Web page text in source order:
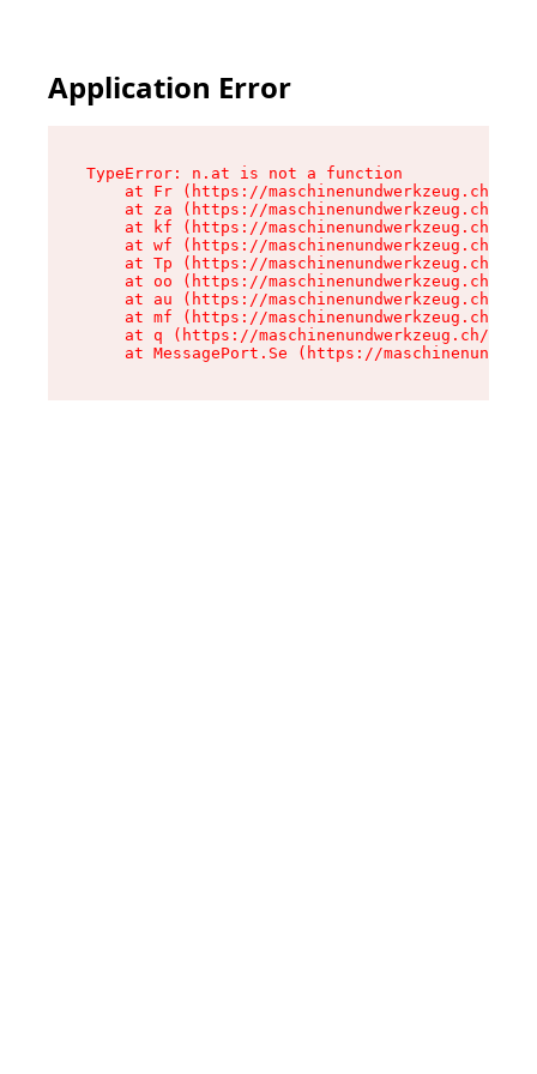
Application Error
TypeError: n.at is not a function
at Fr (https://maschinenundwerkzeug.ch/
at za (https://maschinenundwerkzeug.ch/
at kf (https://maschinenundwerkzeug.ch/
at wf (https://maschinenundwerkzeug.ch/
at Tp (https://maschinenundwerkzeug.ch/
at oo (https://maschinenundwerkzeug.ch/
at au (https://maschinenundwerkzeug.ch/
at mf (https://maschinenundwerkzeug.ch/
at q (https://maschinenundwerkzeug.ch/
at MessagePort.Se (https://